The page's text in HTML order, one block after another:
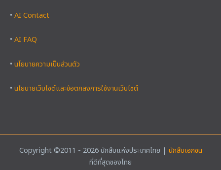
• AI Contact
• AI FAQ
• นโยบายความเป็นส่วนตัว
• นโยบายเว็บไซต์และข้อตกลงการใช้งานเว็บไซต์
Copyright ©2011 - 2026 นักสืบแห่งประเทศไทย | นักสืบเอกชน
ที่ดีที่สุดของไทย